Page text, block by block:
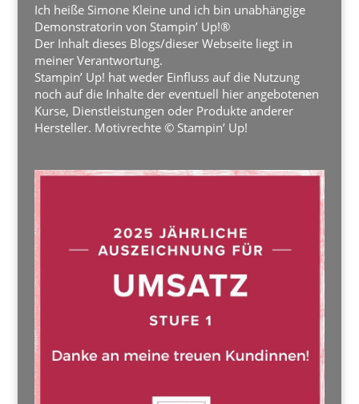
Ich heiße Simone Kleine und ich bin unabhängige
Demonstratorin von Stampin’ Up!®
Der Inhalt dieses Blogs/dieser Webseite liegt in
meiner Verantwortung.
Stampin’ Up! hat weder Einfluss auf die Nutzung
noch auf die Inhalte der eventuell hier angebotenen
Kurse, Dienstleistungen oder Produkte anderer
Hersteller. Motivrechte © Stampin’ Up!